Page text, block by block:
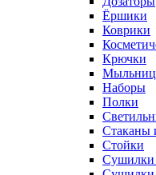
Ёршики
Коврики
Крючки
Наборы
Полки
Стаканы
Стойки
Сушилки